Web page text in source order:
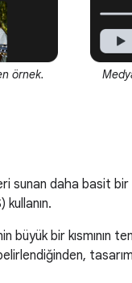
örnek.
sunan daha basit
kullanın.
bir kısmının